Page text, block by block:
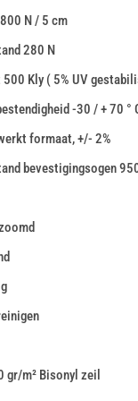
N / 5 cm
280 N
Kly ( 5% UV
-30 / + 70 °
formaat, +/- 2%
bevestigingsogen
m² Bisonyl zeil